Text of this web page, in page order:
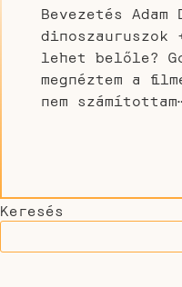
Bevezetés
lehet belőle?
megnéztem a
nem
Keresés